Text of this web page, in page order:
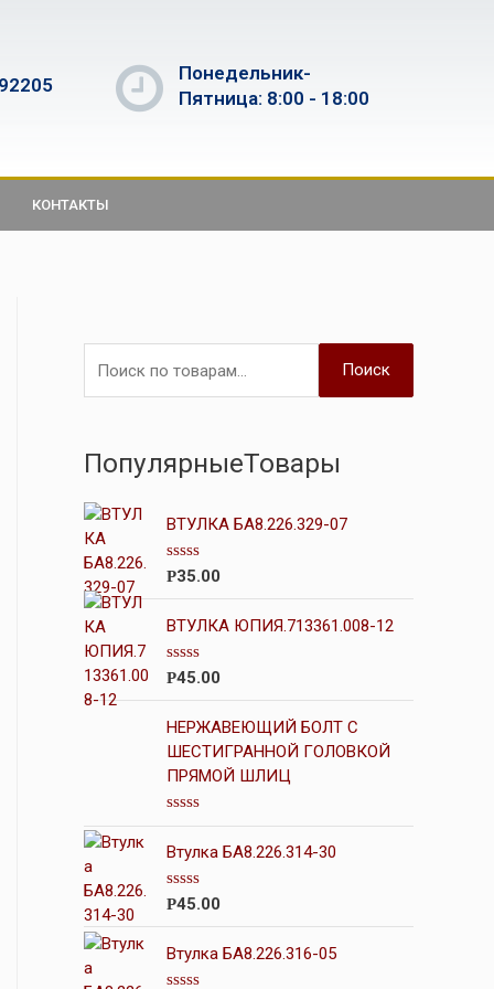
Понедельник-
Пятница: 8:00 - 18:00
КОНТАКТЫ
Поиск
ПопулярныеТовары
ВТУЛКА БА8.226.329-07
О
н
а
0
з
5
Р35.00
ВТУЛКА ЮПИЯ.713361.008-12
О
н
к
а
0
з
5
Р45.00
НЕРЖАВЕЮЩИЙ БОЛТ С
ШЕСТИГРАННОЙ ГОЛОВКОЙ
ПРЯМОЙ ШЛИЦ
О
ц
е
н
а
0
з
5
Втулка БА8.226.314-30
О
н
Р45.00
Втулка БА8.226.316-05